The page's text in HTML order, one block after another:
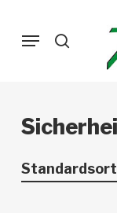
search
Menu